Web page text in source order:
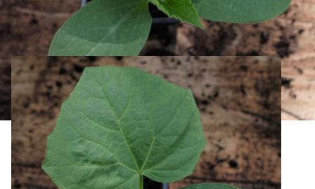
Accueil Produits Graines Légumes Concombres >
Concombre Ambrosita Bio